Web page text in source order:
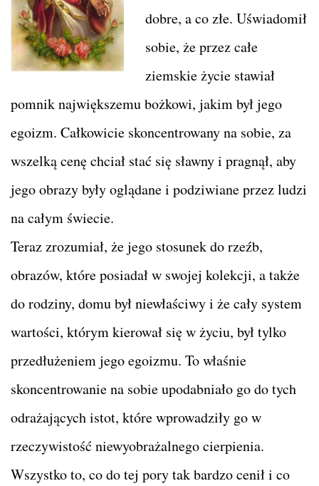
dobre, a co złe. Uświadomił
sobie, że przez całe
ziemskie życie stawiał
pomnik największemu bożkowi, jakim był jego
egoizm. Całkowicie skoncentrowany na sobie, za
wszelką cenę chciał stać się sławny i pragnął, aby
jego obrazy były oglądane i podziwiane przez ludzi
na całym świecie.
Teraz zrozumiał, że jego stosunek do rzeźb,
obrazów, które posiadał w swojej kolekcji, a także
do rodziny, domu był niewłaściwy i że cały system
wartości, którym kierował się w życiu, był tylko
przedłużeniem jego egoizmu. To właśnie
skoncentrowanie na sobie upodabniało go do tych
odrażających istot, które wprowadziły go w
rzeczywistość niewyobrażalnego cierpienia.
Wszystko to, co do tej pory tak bardzo cenił i co